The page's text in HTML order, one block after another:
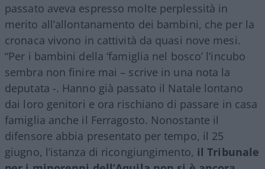
passato aveva espresso molte perplessità in
merito all’allontanamento dei bambini, che per la
cronaca vivono in cattività da quasi nove mesi.
“Per i bambini della ‘famiglia nel bosco’ l’incubo
sembra non finire mai – scrive in una nota la
deputata -. Hanno già passato il Natale lontano
dai loro genitori e ora rischiano di passare in casa
famiglia anche il Ferragosto. Nonostante il
difensore abbia presentato per tempo, il 25
giugno, l’istanza di ricongiungimento, il Tribunale